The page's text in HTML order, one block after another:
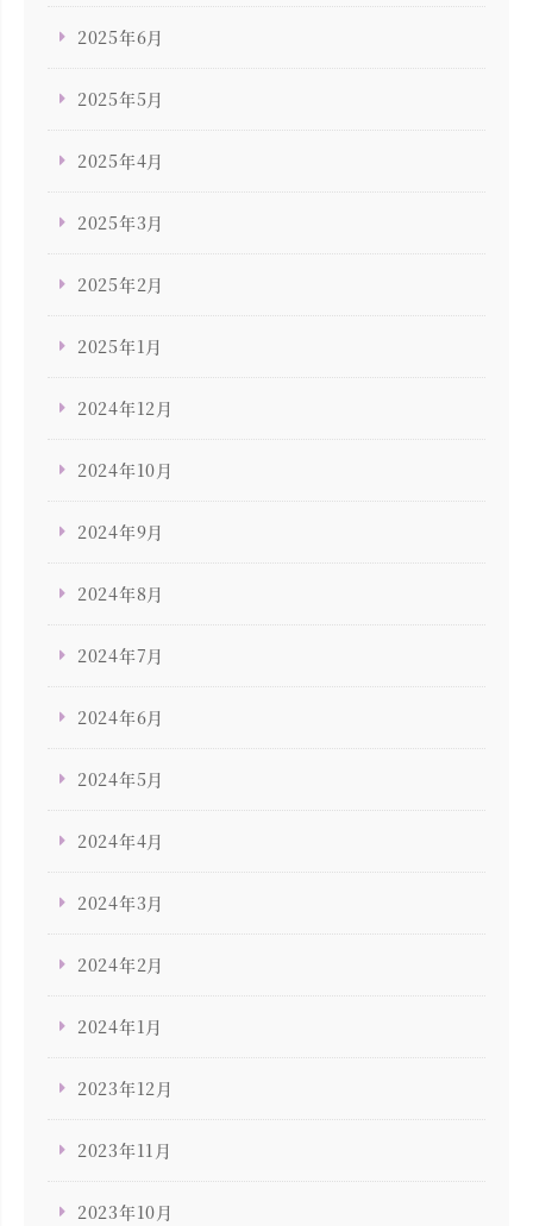
2025年6月
2025年5月
2025年4月
2025年3月
2025年2月
2025年1月
2024年12月
2024年10月
2024年9月
2024年8月
2024年7月
2024年6月
2024年5月
2024年4月
2024年3月
2024年2月
2024年1月
2023年12月
2023年11月
2023年10月